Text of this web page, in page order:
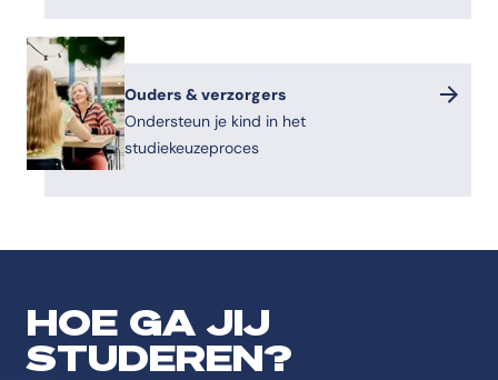
Ouders & verzorgers
Ondersteun je kind in het
studiekeuzeproces
HOE GA JIJ
STUDEREN?